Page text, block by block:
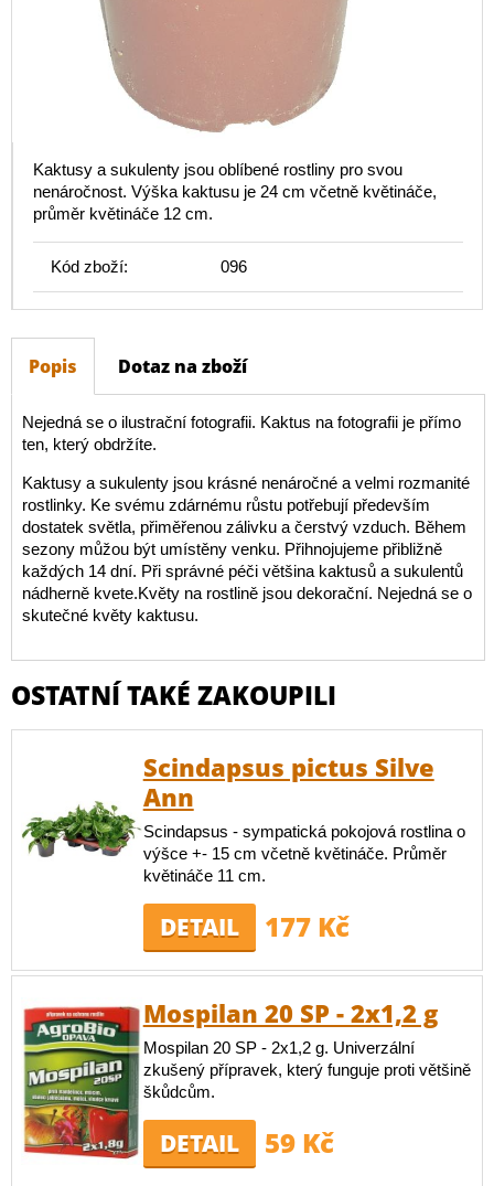
Kaktusy a sukulenty jsou oblíbené rostliny pro svou
nenáročnost. Výška kaktusu je 24 cm včetně květináče,
průměr květináče 12 cm.
Kód zboží: 096
Popis Dotaz na zboží
Nejedná se o ilustrační fotografii. Kaktus na fotografii je přímo
ten, který obdržíte.
Kaktusy a sukulenty jsou krásné nenáročné a velmi rozmanité
rostlinky. Ke svému zdárnému růstu potřebují především
dostatek světla, přiměřenou zálivku a čerstvý vzduch. Během
sezony můžou být umístěny venku. Přihnojujeme přibližně
každých 14 dní. Při správné péči většina kaktusů a sukulentů
nádherně kvete.Květy na rostlině jsou dekorační. Nejedná se o
skutečné květy kaktusu.
OSTATNÍ TAKÉ ZAKOUPILI
Scindapsus pictus Silve
Ann
Scindapsus - sympatická pokojová rostlina o
výšce +- 15 cm včetně květináče. Průměr
květináče 11 cm.
DETAIL 177 Kč
Mospilan 20 SP - 2x1,2 g
Mospilan 20 SP - 2x1,2 g. Univerzální
zkušený přípravek, který funguje proti většině
škůdcům.
DETAIL 59 Kč